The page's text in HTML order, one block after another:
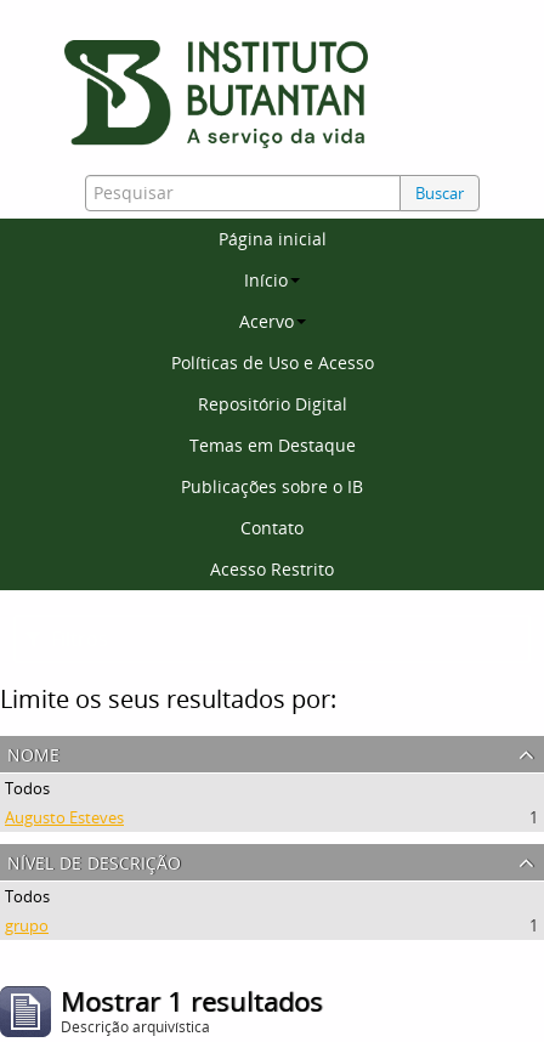
Buscar
Página inicial
Início
Acervo
Políticas de Uso e Acesso
Repositório Digital
Temas em Destaque
Publicações sobre o IB
Contato
Acesso Restrito
Limite os seus resultados por:
nome
Todos
Augusto Esteves
1
nível de descrição
Todos
grupo
1
Mostrar 1 resultados
Descrição arquivística